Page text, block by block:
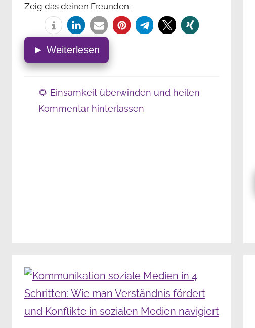
Zeig das deinen Freunden:
► Weiterlesen
🌻 Einsamkeit überwinden und heilen
Kommentar hinterlassen